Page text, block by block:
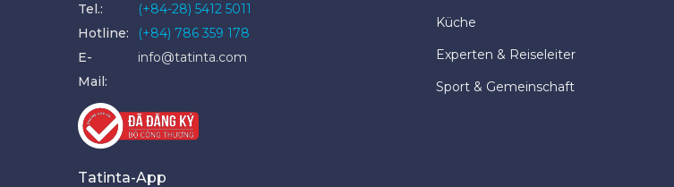
Tel.:
(+84-28) 5412 5011
Hotline:
(+84) 786 359 178
E-
Mail:
info@tatinta.com
Tatinta-App
Küche
Experten & Reiseleiter
Sport & Gemeinschaft